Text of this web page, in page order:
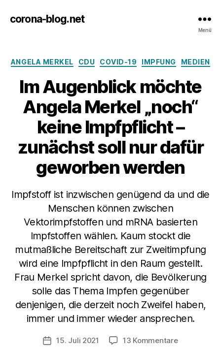
corona-blog.net
Menü
Kategorien
ANGELA MERKEL CDU COVID-19 IMPFUNG MEDIEN
Im Augenblick möchte
Angela Merkel „noch“
keine Impfpflicht –
zunächst soll nur dafür
geworben werden
Impfstoff ist inzwischen genügend da und die
Menschen können zwischen
Vektorimpfstoffen und mRNA basierten
Impfstoffen wählen. Kaum stockt die
mutmaßliche Bereitschaft zur Zweitimpfung
wird eine Impfpflicht in den Raum gestellt.
Frau Merkel spricht davon, die Bevölkerung
solle das Thema Impfen gegenüber
denjenigen, die derzeit noch Zweifel haben,
immer und immer wieder ansprechen.
Veröffentlichungsdatum
15. Juli 2021 13 Kommentarezu